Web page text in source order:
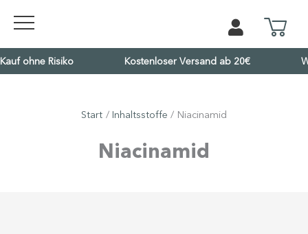
Kauf ohne Risiko Kostenloser Versand ab 20€
Start Inhalts­stoffe Niacinamid
Niacinamid